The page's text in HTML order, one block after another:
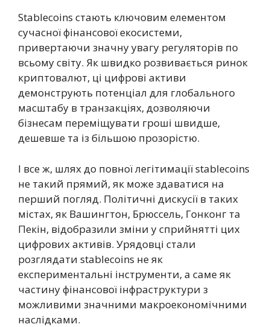
Stablecoins стають ключовим елементом
сучасної фінансової екосистеми,
привертаючи значну увагу регуляторів по
всьому світу. Як швидко розвивається ринок
криптовалют, ці цифрові активи
демонструють потенціал для глобального
масштабу в транзакціях, дозволяючи
бізнесам переміщувати гроші швидше,
дешевше та із більшою прозорістю.
І все ж, шлях до повної легітимації stablecoins
не такий прямий, як може здаватися на
перший погляд. Політичні дискусії в таких
містах, як Вашингтон, Брюссель, Гонконг та
Пекін, відобразили зміни у сприйнятті цих
цифрових активів. Урядовці стали
розглядати stablecoins не як
експериментальні інструменти, а саме як
частину фінансової інфраструктури з
можливими значними макроекономічними
наслідками.